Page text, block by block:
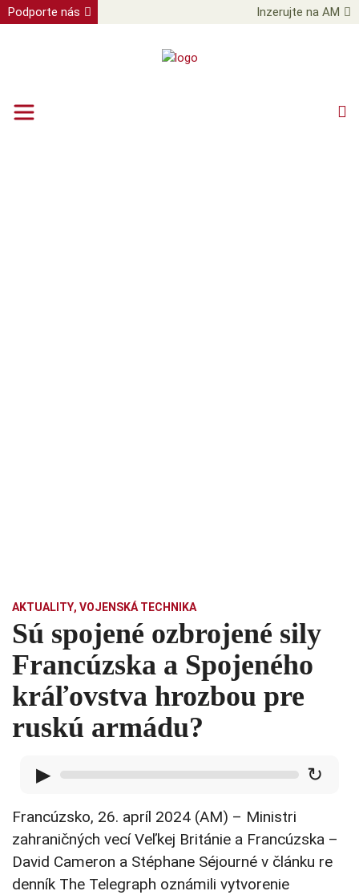
Podporte nás Inzerujte na AM
AKTUALITY, VOJENSKÁ TECHNIKA
Sú spojené ozbrojené sily
Francúzska a Spojeného
kráľovstva hrozbou pre
ruskú armádu?
▶ ↻
Francúzsko, 26. apríl 2024 (AM) – Ministri
zahraničných vecí Veľkej Británie a Francúzska –
David Cameron a Stéphane Séjourné v článku re
denník The Telegraph oznámili vytvorenie